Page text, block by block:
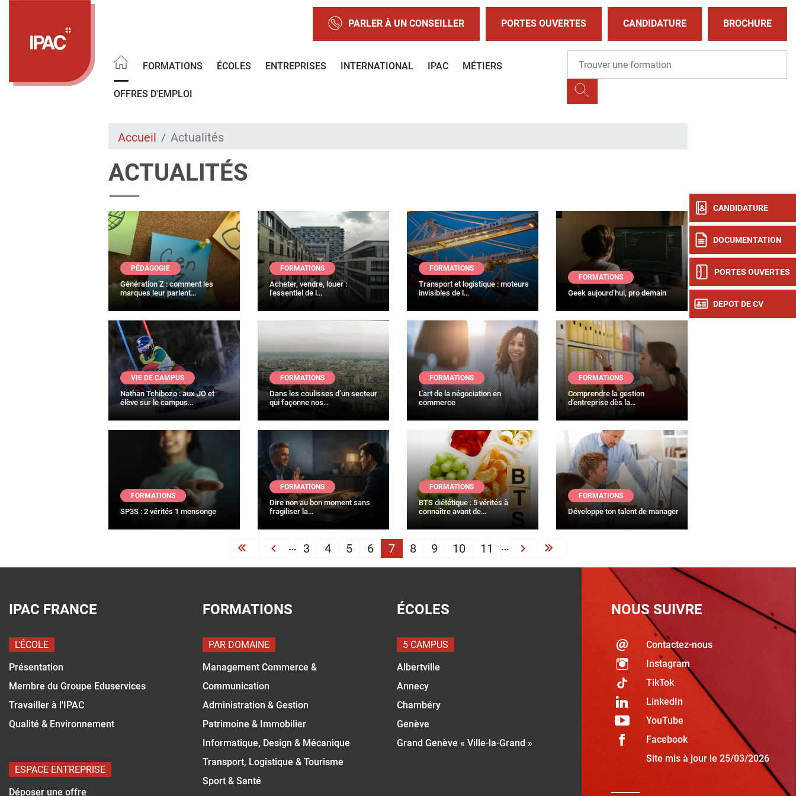
PARLER À UN CONSEILLER PORTES OUVERTES CANDIDATURE BROCHURE
FORMATIONS ÉCOLES ENTREPRISES INTERNATIONAL IPAC MÉTIERS
OFFRES D'EMPLOI
CANDIDATURE
DOCUMENTATION
PORTES OUVERTES
DEPOT DE CV
Accueil Actualités
ACTUALITÉS
PÉDAGOGIE
Génération Z : comment les
marques leur parlent…
FORMATIONS
Acheter, vendre, louer :
l'essentiel de l…
FORMATIONS
Transport et logistique : moteurs
invisibles de l…
FORMATIONS
Geek aujourd’hui, pro demain
VIE DE CAMPUS
Nathan Tchibozo : aux JO et
élève sur le campus…
FORMATIONS
Dans les coulisses d’un secteur
qui façonne nos…
FORMATIONS
L'art de la négociation en
commerce
FORMATIONS
Comprendre la gestion
d’entreprise dès la…
FORMATIONS
SP3S : 2 vérités 1 mensonge
FORMATIONS
Dire non au bon moment sans
fragiliser la…
FORMATIONS
BTS diététique : 5 vérités à
connaître avant de…
FORMATIONS
Développe ton talent de manager
PAGINATION
« First‹ Previous
… 3 4 5 6 7 8 9 10 11 …
Next ›
IPAC FRANCE
L'ÉCOLE
Présentation
Membre du Groupe Eduservices
Travailler à l'IPAC
Qualité & Environnement
ESPACE ENTREPRISE
Déposer une offre
FORMATIONS
PAR DOMAINE
Management Commerce &
Communication
Administration & Gestion
Patrimoine & Immobilier
Informatique, Design & Mécanique
Transport, Logistique & Tourisme
Sport & Santé
ÉCOLES
5 CAMPUS
Albertville
Annecy
Chambéry
Genève
Grand Genève « Ville-la-Grand »
NOUS SUIVRE
Contactez-nous
Instagram
TikTok
LinkedIn
YouTube
Facebook
Site mis à jour le 25/03/2026